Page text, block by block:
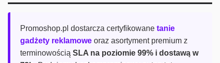
Promoshop.pl dostarcza certyfikowane tanie
gadżety reklamowe oraz asortyment premium z
terminowością SLA na poziomie 99% i dostawą w